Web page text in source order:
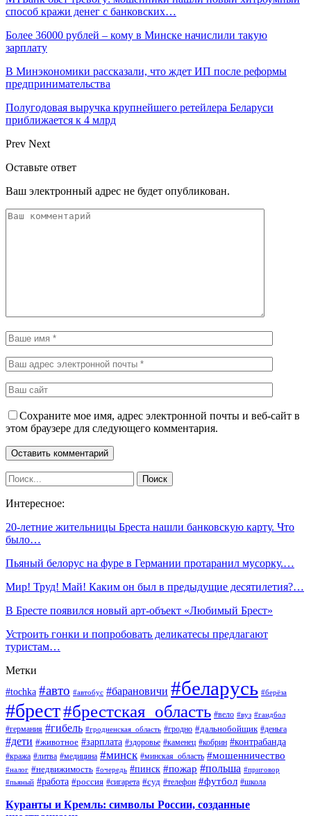
способ кражи денег с банковских…
Более 36000 рублей – кому в Минске начислили такую
зарплату
В Минэкономики рассказали, что ждет ИП после реформы
предпринимательства
Полугодовая выручка крупнейшего ретейлера Беларуси
приближается к 4 млрд
Prev Next
Оставьте ответ
Ваш электронный адрес не будет опубликован.
Сохраните мое имя, адрес электронной почты и веб-сайт в
этом браузере для следующего комментария.
Интересное:
20-летние жительницы Бреста нашли банковскую карту. Что
было…
Пьяный белорус на фуре в Германии протаранил мусорку.…
Мир! Труд! Май! Каким он был в предыдущие десятилетия?…
В Бресте появился новый арт-объект «Любимый Брест»
Устроить гонки и попробовать деликатесы предлагают
туристам…
Метки
#tochka #авто #автобус #барановичи #беларусь #берёза
#брест#брестская_область #вело #вуз #гандбол
#германия #гибель #гродненская_область #гродно #дальнобойщик #деньга
#дети #животное #зарплата #здоровье #каменец #кобрин #контрабанда
#кража #литва #медицина #минск #минская_область #мошенничество
#налог #недвижимость #очередь #пинск #пожар #польша #приговор
#пьяный #работа #россия #сигарета #суд #телефон #футбол #школа
Куранты и Кремль: символы России, созданные